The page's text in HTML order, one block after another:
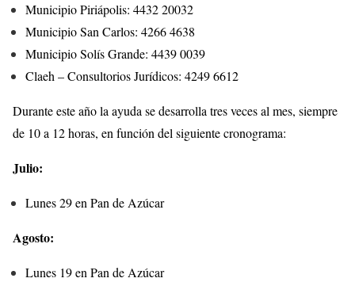
Municipio Piriápolis: 4432 20032
Municipio San Carlos: 4266 4638
Municipio Solís Grande: 4439 0039
Claeh – Consultorios Jurídicos: 4249 6612
Durante este año la ayuda se desarrolla tres veces al mes, siempre
de 10 a 12 horas, en función del siguiente cronograma:
Julio:
Lunes 29 en Pan de Azúcar
Agosto:
Lunes 19 en Pan de Azúcar